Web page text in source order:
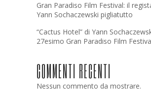
Gran Paradiso Film Festival: il
Yann Sochaczewski pigliatutto
“Cactus Hotel” di Yann
27esimo Gran Paradiso Film
COMMENTI RECENTI
Nessun commento da mostrare.